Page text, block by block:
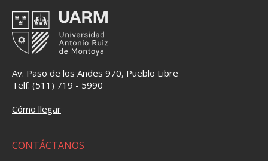
Av. Paso de los Andes 970, Pueblo Libre
Telf: (511) 719 - 5990
Cómo llegar
CONTÁCTANOS